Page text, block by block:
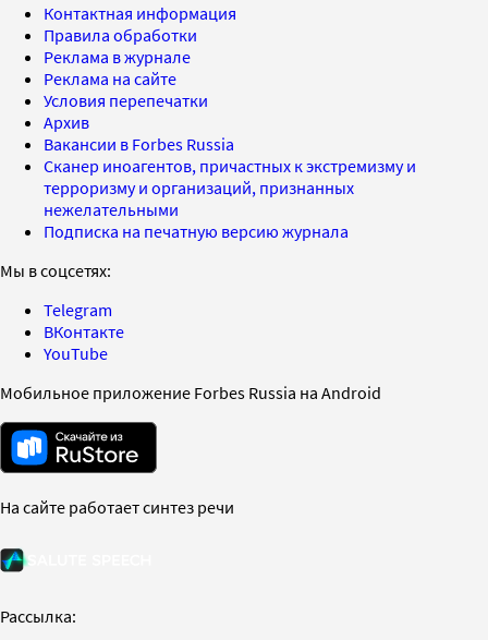
Контактная информация
Правила обработки
Реклама в журнале
Реклама на сайте
Условия перепечатки
Архив
Вакансии в Forbes Russia
Сканер иноагентов, причастных к экстремизму и
терроризму и организаций, признанных
нежелательными
Подписка на печатную версию журнала
Мы в соцсетях:
Telegram
ВКонтакте
YouTube
Мобильное приложение Forbes Russia на Android
На сайте работает синтез речи
Рассылка: